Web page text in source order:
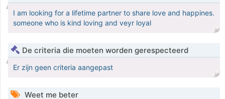
I am looking for a lifetime partner to share love and happines.
someone who is kind loving and veyr loyal
De criteria die moeten worden gerespecteerd
Er zijn geen criteria aangepast
Weet me beter